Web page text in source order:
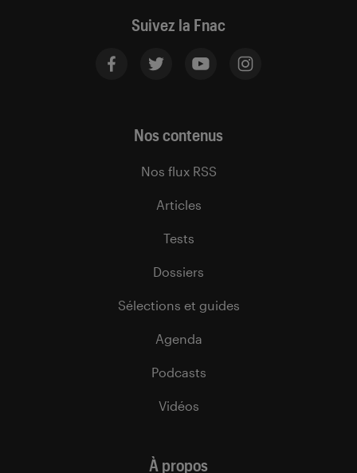
Suivez la Fnac
Nos contenus
Nos flux RSS
Articles
Tests
Dossiers
Sélections et guides
Agenda
Podcasts
Vidéos
À propos